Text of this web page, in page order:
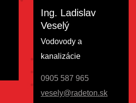
Ing. Ladislav
Veselý
Vodovody a
kanalizácie
0905 587 965
vesely@radeton.sk